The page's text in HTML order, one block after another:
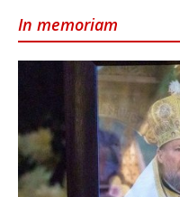
In memoriam